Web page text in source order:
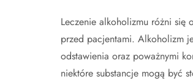
Leczenie alkoholizmu różni
przed pacjentami. Alkoholizm
odstawienia oraz poważnymi
niektóre substancje mogą być